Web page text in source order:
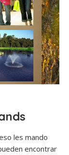
les mando
encontrar